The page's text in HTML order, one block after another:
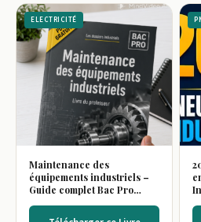
ELECTRICITÉ
Maintenance des
équipements industriels –
Guide complet Bac Pro